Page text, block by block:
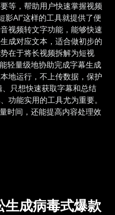
等，帮助用户快速掌握视频
影AI”这样的工具就提供了便
视频转文字功能，能够快速
成对应文本，适合做初步的
在于将长视频拆解为短视
轻量级地协助完成字幕生成
地运行，不上传数据，保护
只想快速获取字幕和总结
功能实用的工具尤为重要。
时间，还能提高内容处理效
成病毒式爆款